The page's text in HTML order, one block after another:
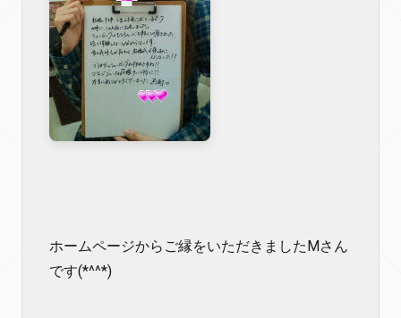
ホームページからご縁をいただきましたMさん
です(*^^*)